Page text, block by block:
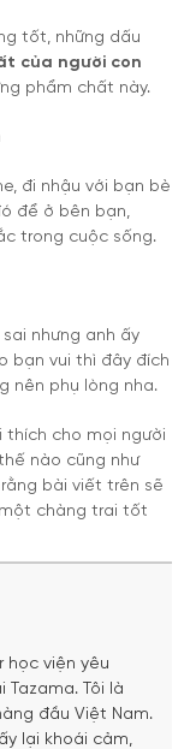
tốt , những dấu
của người con
phẩm chất này.
đi nhậu với bạn bè
để ở bên bạn,
trong cuộc sống.
nhưng anh ấy
bạn vui thì đây đích
nên phụ lòng nha.
thích cho mọi người
nào cũng như
bài viết trên sẽ
chàng trai tốt
học viện yêu
Tazama. Tôi là
đầu Việt Nam.
lại khoái cảm,